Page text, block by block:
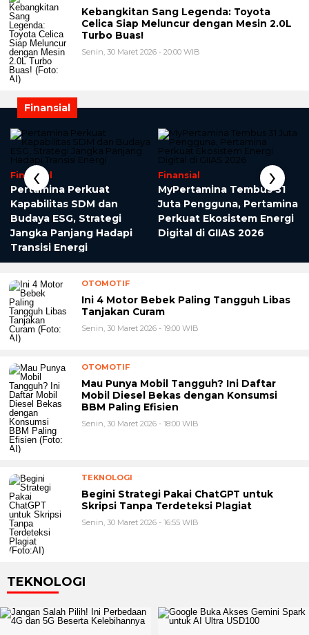
Kebangkitan Sang Legenda: Toyota
Celica Siap Meluncur dengan Mesin 2.0L
Turbo Buas!
Senin, 30 Maret 2026 - 20:00 WIB
Finansial
Finansial
Pertamina Perkuat
Kapabilitas SDM dan
Budaya ESG, Strategi
Jangka Panjang Hadapi
Transisi Energi
Finansial
MyPertamina Tembus 31
Juta Pengguna, Pertamina
Perkuat Ekosistem Energi
Digital di GIIAS 2026
‹ ›
OTOMOTIF
Ini 4 Motor Bebek Paling Tangguh Libas
Tanjakan Curam
Senin, 30 Maret 2026 - 19:00 WIB
OTOMOTIF
Mau Punya Mobil Tangguh? Ini Daftar
Mobil Diesel Bekas dengan Konsumsi
BBM Paling Efisien
Senin, 30 Maret 2026 - 18:00 WIB
TEKNOLOGI
Begini Strategi Pakai ChatGPT untuk
Skripsi Tanpa Terdeteksi Plagiat
Senin, 30 Maret 2026 - 16:55 WIB
TEKNOLOGI